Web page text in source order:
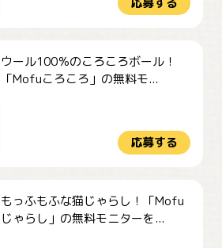
ウール100％のころころボール！
「Mofuころころ」の無料モ...
応募する
もっふもふな猫じゃらし！「Mofu
じゃらし」の無料モニターを...